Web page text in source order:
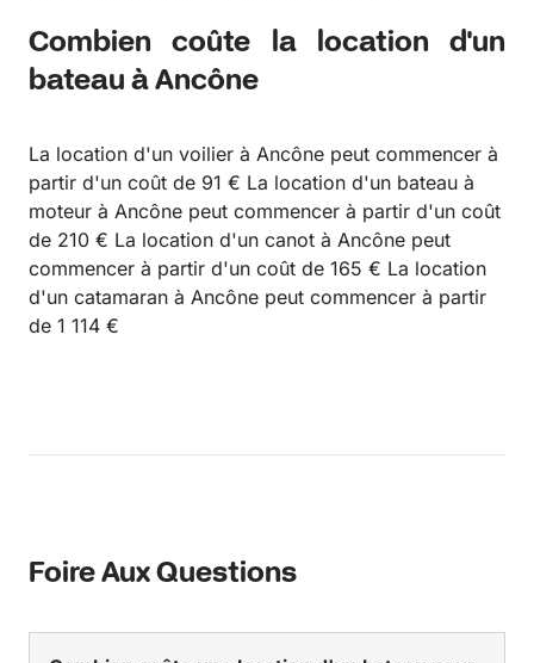
Combien coûte la location d'un
bateau à Ancône
La location d'un voilier à Ancône peut commencer à
partir d'un coût de 91 € La location d'un bateau à
moteur à Ancône peut commencer à partir d'un coût
de 210 € La location d'un canot à Ancône peut
commencer à partir d'un coût de 165 € La location
d'un catamaran à Ancône peut commencer à partir
de 1 114 €
Foire Aux Questions